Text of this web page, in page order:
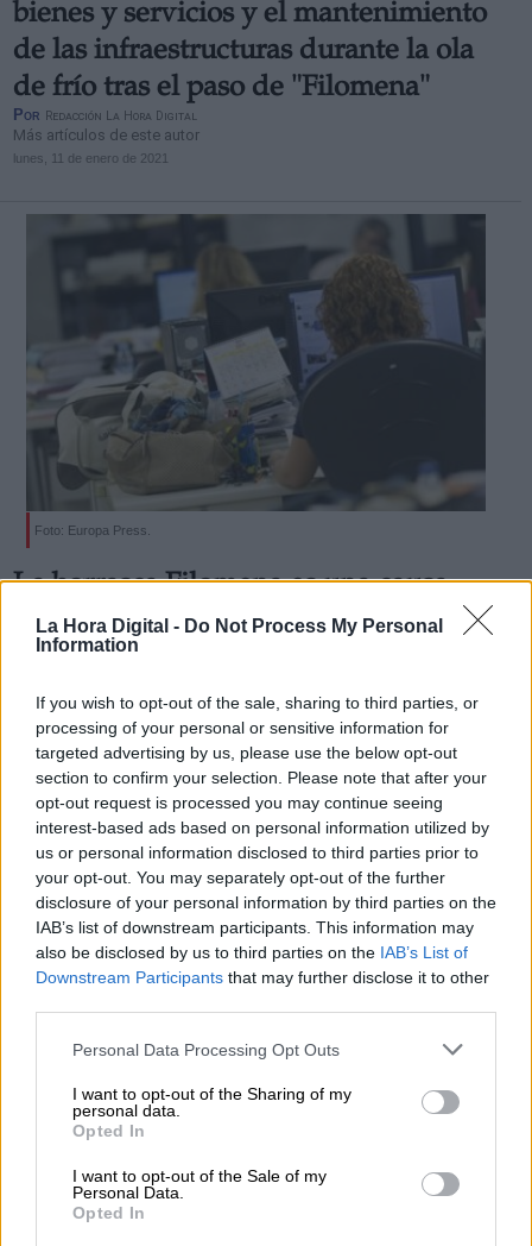
La Hora Digital - Do Not Process My Personal
Information
If you wish to opt-out of the sale, sharing to third parties, or
processing of your personal or sensitive information for
targeted advertising by us, please use the below opt-out
section to confirm your selection. Please note that after your
opt-out request is processed you may continue seeing
interest-based ads based on personal information utilized by
us or personal information disclosed to third parties prior to
your opt-out. You may separately opt-out of the further
disclosure of your personal information by third parties on the
IAB’s list of downstream participants. This information may
also be disclosed by us to third parties on the IAB’s List of
Downstream Participants that may further disclose it to other
Personal Data Processing Opt Outs
I want to opt-out of the Sharing of my
personal data.
Opted In
I want to opt-out of the Sale of my
Personal Data.
Opted In
bienes y servicios y el mantenimiento
de las infraestructuras durante la ola
de frío tras el paso de "Filomena"
Por Redacción La Hora Digital
Más artículos de este autor
lunes, 11 de enero de 2021
Foto: Europa Press.
La borrasca Filomena es una causa
mayor que exime a los trabajadores de
sanciones por no acudir a sus puestos
trabajo
PorRedacción La Hora Digital
Más artículos de este autor
lunes, 11 de enero de 2021
Imagen de un contador de agua. Foto: Canal de Isabel II
El Ayuntamiento de Alcalá de Henares
aconseja proteger los contadores de